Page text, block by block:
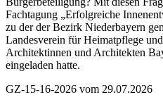
Fachtagung „Erfolgreiche
zu der der Bezirk Niederbayern
Landesverein für Heimatpflege
Architektinnen und Architekten
eingeladen hatte.
GZ-15-16-2026 vom 29.07.2026